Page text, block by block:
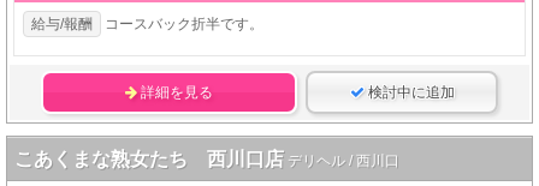
給与/報酬 コースバック折半です。
詳細を見る 検討中に追加
こあくまな熟女たち 西川口店 デリヘル / 西川口